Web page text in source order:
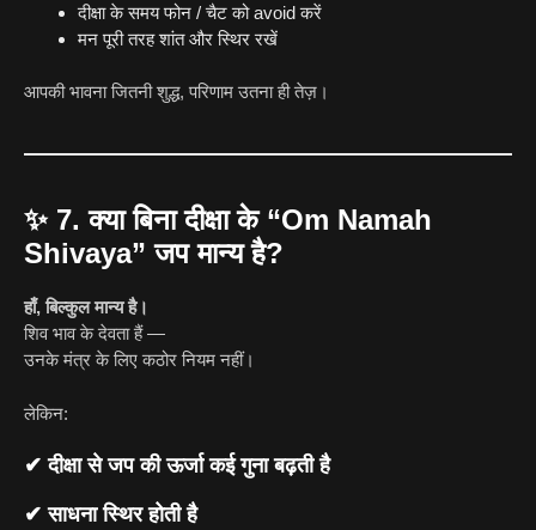
दीक्षा के समय फोन / चैट को avoid करें
मन पूरी तरह शांत और स्थिर रखें
आपकी भावना जितनी शुद्ध, परिणाम उतना ही तेज़।
✨ 7. क्या बिना दीक्षा के “Om Namah
Shivaya” जप मान्य है?
हाँ, बिल्कुल मान्य है।
शिव भाव के देवता हैं —
उनके मंत्र के लिए कठोर नियम नहीं।
लेकिन:
✔ दीक्षा से जप की ऊर्जा कई गुना बढ़ती है
✔ साधना स्थिर होती है